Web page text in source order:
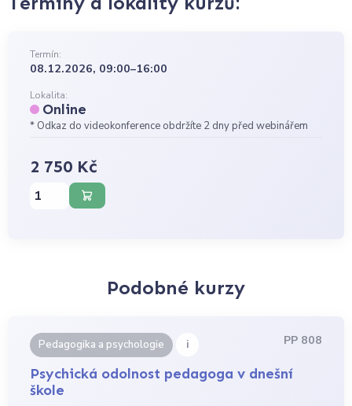
Termín:
08.12.2026, 09:00–16:00
Lokalita:
Online
* Odkaz do videokonference obdržíte 2 dny před webinářem
2 750 Kč
Podobné kurzy
Pedagogika a psychologie i PP 808
Psychická odolnost pedagoga v dnešní
škole